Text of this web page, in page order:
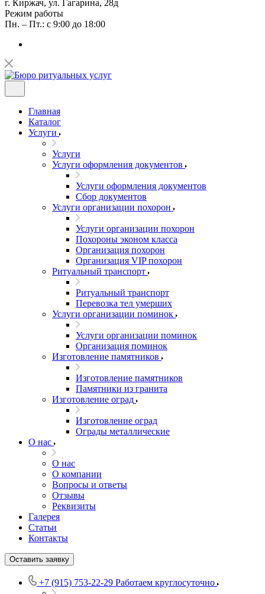
г. Киржач, ул. Гагарина, 28д
Режим работы
Пн. – Пт.: с 9:00 до 18:00
Главная
Каталог
Услуги
Услуги
Услуги оформления документов
Услуги оформления документов
Сбор документов
Услуги организации похорон
Услуги организации похорон
Похороны эконом класса
Организация похорон
Организация VIP похорон
Ритуальный транспорт
Ритуальный транспорт
Перевозка тел умерших
Услуги организации поминок
Услуги организации поминок
Организация поминок
Изготовление памятников
Изготовление памятников
Памятники из гранита
Изготовление оград
Изготовление оград
Ограды металлические
О нас
О нас
О компании
Вопросы и ответы
Отзывы
Реквизиты
Галерея
Статьи
Контакты
Оставить заявку
+7 (915) 753-22-29 Работаем круглосуточно